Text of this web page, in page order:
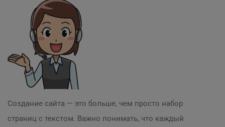
Создание сайта — это больше, чем просто набор
страниц с текстом. Важно понимать, что каждый